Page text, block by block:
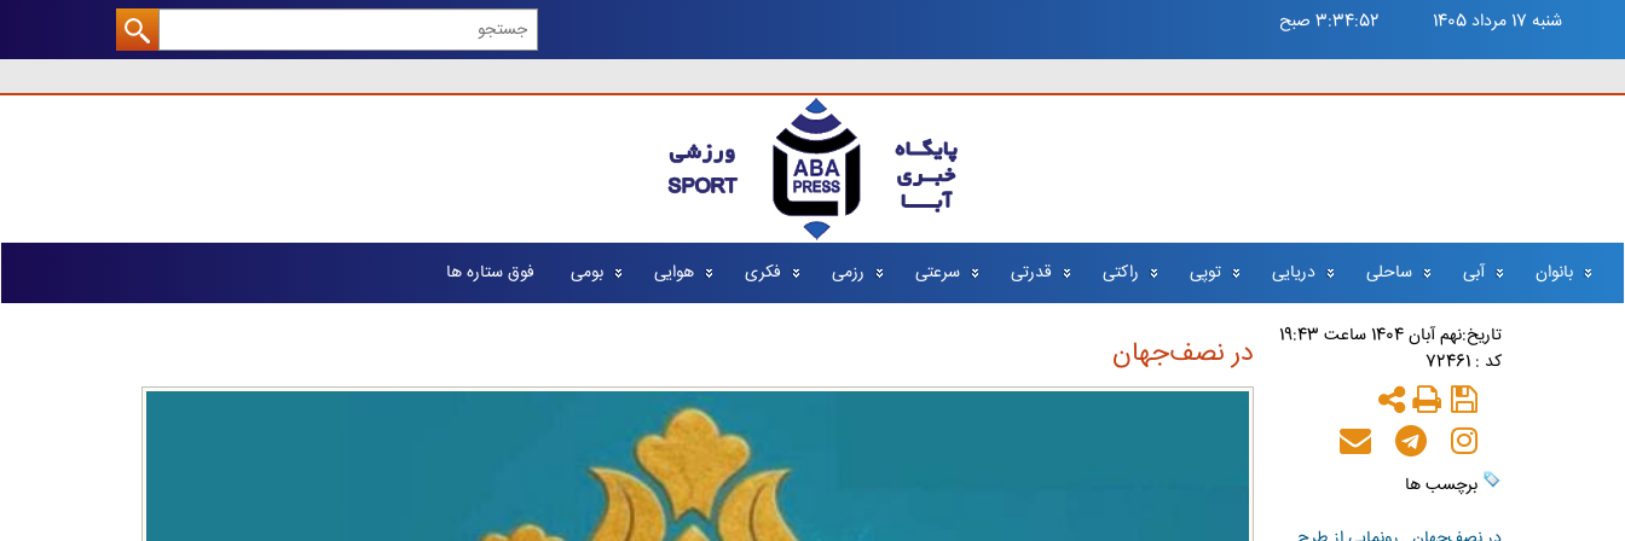
شنبه 17 مرداد 1405 3:34:53 صبح
بانوان آبی ساحلی دریایی توپی راکتی قدرتی سرعتی رزمی فکری هوایی بومی فوق ستاره ها
تاريخ:نهم آبان 1404 ساعت 19:43
کد : 72461
برچسب ها
در نصف‌جهان